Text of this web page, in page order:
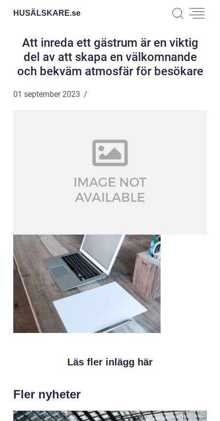
HUSÄLSKARE.se
Att inreda ett gästrum är en viktig
del av att skapa en välkomnande
och bekväm atmosfär för besökare
01 september 2023
Läs fler inlägg här
Fler nyheter